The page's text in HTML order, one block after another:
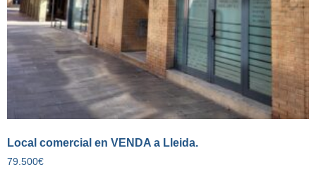
Local comercial en VENDA a Lleida.
79.500€